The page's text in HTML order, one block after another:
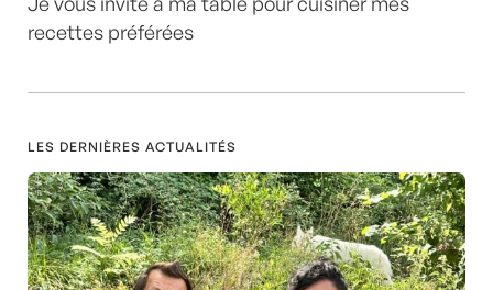
recettes préférées
LES DERNIÈRES ACTUALITÉS